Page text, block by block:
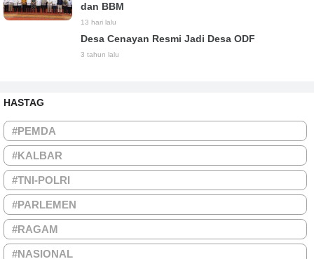
dan BBM
13 hari lalu
Desa Cenayan Resmi Jadi Desa ODF
3 tahun lalu
HASTAG
#PEMDA
#KALBAR
#TNI-POLRI
#PARLEMEN
#RAGAM
#NASIONAL